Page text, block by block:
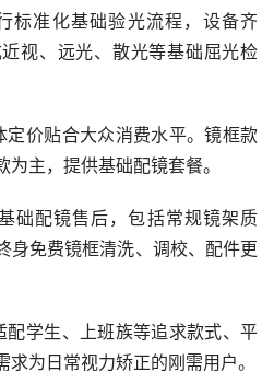
标准化基础验光流程，设备齐
视、远光、散光等基础屈光检
定价贴合大众消费水平。镜框款
主，提供基础配镜套餐。
础配镜售后，包括常规镜架质
身免费镜框清洗、调校、配件更
配学生、上班族等追求款式、平
为日常视力矫正的刚需用户。